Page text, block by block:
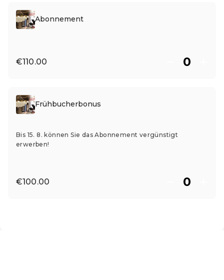
Abonnement
€110.00
Frühbucherbonus
Bis 15. 8. können Sie das Abonnement vergünstigt
erwerben!
€100.00